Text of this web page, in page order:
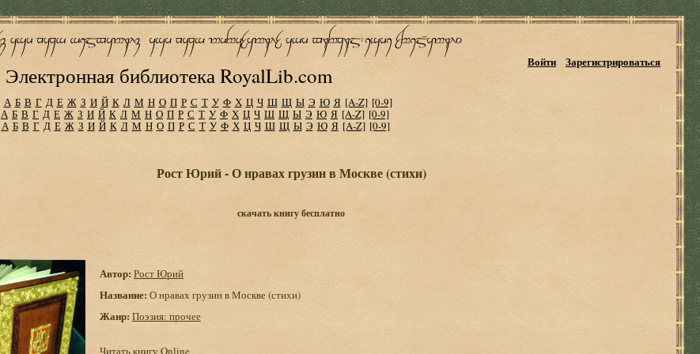
Электронная библиотека RoyalLib.com
Войти Зарегистрироваться
А Б В Г Д Е Ж З И Й К Л М Н О П Р С Т У Ф Х Ц Ч Ш Щ Ы Э Ю Я [A-Z] [0-9]
А Б В Г Д Е Ж З И Й К Л М Н О П Р С Т У Ф Х Ц Ч Ш Щ Ы Э Ю Я [A-Z] [0-9]
А Б В Г Д Е Ж З И Й К Л М Н О П Р С Т У Ф Х Ц Ч Ш Щ Ы Э Ю Я [A-Z] [0-9]
Рост Юрий - О нравах грузин в Москве (стихи)
скачать книгу бесплатно
Автор: Рост Юрий
Название: О нравах грузин в Москве (стихи)
Жанр: Поэзия: прочее
Читать книгу Online